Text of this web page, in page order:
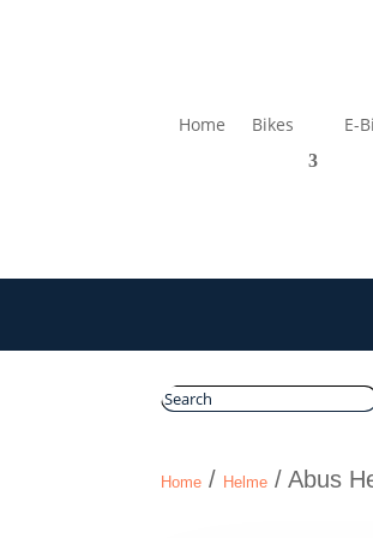
Home Bikes E-
Home / Helme / Abus